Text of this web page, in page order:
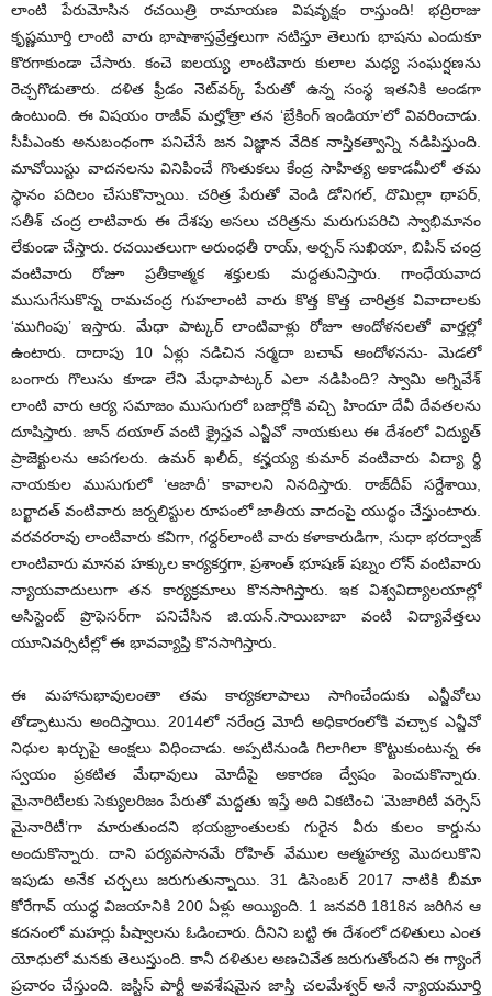
లాంటి పేరుమోసిన రచయిత్రి రామాయణ విషవృక్షం రాస్తుంది! భద్రిరాజు
కృష్ణమూర్తి లాంటి వారు భాషాశాస్తవ్రేత్తలుగా నటిస్తూ తెలుగు భాషను ఎందుకూ
కొరగాకుండా చేసారు. కంచె ఐలయ్య లాంటివారు కులాల మధ్య సంఘర్షణను
రెచ్చగొడుతారు. దళిత ఫ్రీడం నెట్‌వర్క్ పేరుతో ఉన్న సంస్థ ఇతనికి అండగా
ఉంటుంది. ఈ విషయం రాజీవ్ మల్హోత్రా తన ‘బ్రేకింగ్ ఇండియా’లో వివరించాడు.
సీపీఎంకు అనుబంధంగా పనిచేసే జన విజ్ఞాన వేదిక నాస్తికత్వాన్ని నడిపిస్తుంది.
మావోయిస్టు వాదనలను వినిపించే గొంతుకలు కేంద్ర సాహిత్య అకాడమీలో తమ
స్థానం పదిలం చేసుకొన్నాయి. చరిత్ర పేరుతో వెండి డోనిగల్, దొమిల్లా థాపర్,
సతీశ్ చంద్ర లాటివారు ఈ దేశపు అసలు చరిత్రను మరుగుపరిచి స్వాభిమానం
లేకుండా చేస్తారు. రచయితలుగా అరుంధతీ రాయ్, అర్బన్ సుఖియా, బిపిన్ చంద్ర
వంటివారు రోజూ ప్రతీకాత్మక శక్తులకు మద్దతునిస్తారు. గాంధేయవాద
ముసుగేసుకొన్న రామచంద్ర గుహలాంటి వారు కొత్త కొత్త చారిత్రక వివాదాలకు
‘ముగింపు’ ఇస్తారు. మేధా పాట్కర్ లాంటివాళ్లు రోజూ ఆందోళనలతో వార్తల్లో
ఉంటారు. దాదాపు 10 ఏళ్లు నడిచిన నర్మదా బచావ్ ఆందోళనను- మెడలో
బంగారు గొలుసు కూడా లేని మేధాపాట్కర్ ఎలా నడిపింది? స్వామి అగ్నివేశ్
లాంటి వారు ఆర్య సమాజం ముసుగులో బజార్లోకి వచ్చి హిందూ దేవీ దేవతలను
దూషిస్తారు. జాన్ దయాల్ వంటి క్రైస్తవ ఎన్జీవో నాయకులు ఈ దేశంలో విద్యుత్
ప్రాజెక్టులను ఆపగలరు. ఉమర్ ఖలీద్, కన్హయ్య కుమార్ వంటివారు విద్యా ర్థి
నాయకుల ముసుగులో ‘ఆజాదీ’ కావాలని నినదిస్తారు. రాజ్‌దీప్ సర్దేశాయి,
బర్ఖాదత్ వంటివారు జర్నలిస్టుల రూపంలో జాతీయ వాదంపై యుద్ధం చేస్తుంటారు.
వరవరరావు లాంటివారు కవిగా, గద్దర్‌లాంటి వారు కళాకారుడిగా, సుధా భరద్వాజ్
లాంటివారు మానవ హక్కుల కార్యకర్తగా, ప్రశాంత్ భూషణ్ షబ్నం లోన్ వంటివారు
న్యాయవాదులుగా తన కార్యక్రమాలు కొనసాగిస్తారు. ఇక విశ్వవిద్యాలయాల్లో
అసిస్టెంట్ ప్రొఫెసర్‌గా పనిచేసిన జి.యన్.సాయిబాబా వంటి విద్యావేత్తలు
యూనివర్సిటీల్లో ఈ భావవ్యాప్తి కొనసాగిస్తారు.
ఈ మహానుభావులంతా తమ కార్యకలాపాలు సాగించేందుకు ఎన్జీవోలు
తోడ్పాటును అందిస్తాయి. 2014లో నరేంద్ర మోదీ అధికారంలోకి వచ్చాక ఎన్జీవో
నిధుల ఖర్చుపై ఆంక్షలు విధించాడు. అప్పటినుండి గిలాగిలా కొట్టుకుంటున్న ఈ
స్వయం ప్రకటిత మేధావులు మోదీపై అకారణ ద్వేషం పెంచుకొన్నారు.
మైనారిటీలకు సెక్యులరిజం పేరుతో మద్దతు ఇస్తే అది వికటించి ‘మెజారిటీ వర్సెస్
మైనారిటీ’గా మారుతుందని భయభ్రాంతులకు గురైన వీరు కులం కార్డును
అందుకొన్నారు. దాని పర్యవసానమే రోహిత్ వేముల ఆత్మహత్య మొదలుకొని
ఇపుడు అనేక చర్చలు జరుగుతున్నాయి. 31 డిసెంబర్ 2017 నాటికి బీమా
కోరేగావ్ యుద్ధ విజయానికి 200 ఏళ్లు అయ్యింది. 1 జనవరి 1818న జరిగిన ఆ
కదనంలో మహర్లు పీష్వాలను ఓడించారు. దీనిని బట్టి ఈ దేశంలో దళితులు ఎంత
యోధులో మనకు తెలుస్తుంది. కానీ దళితుల అణచివేత జరుగుతోందని ఈ గ్యాంగే
ప్రచారం చేస్తుంది. జస్టిస్ పార్టీ అవశేషమైన జాస్తి చలమేశ్వర్ అనే న్యాయమూర్తి